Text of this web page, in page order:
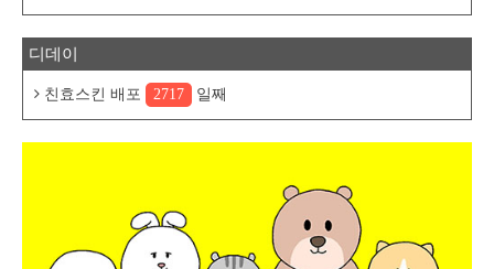
디데이
친효스킨 배포 2717 일째